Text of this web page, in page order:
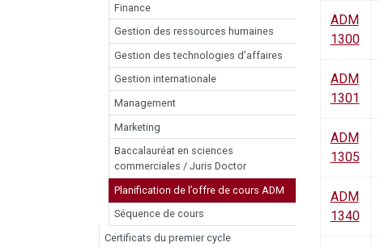
Finance
Gestion des ressources humaines
Gestion des technologies d’affaires
Gestion internationale
Management
Marketing
Baccalauréat en sciences
commerciales / Juris Doctor
Planification de l’offre de cours ADM
Séquence de cours
Certificats du premier cycle
ADM
1300
ADM
1301
ADM
1305
ADM
1340